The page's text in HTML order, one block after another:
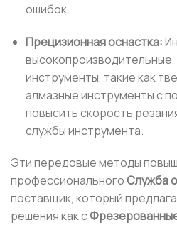
ошибок.
Прецизионная оснастка:
инструменты, такие как
алмазные инструменты с
повысить скорость
службы инструмента.
Эти передовые методы
профессиональногоСлужба
поставщик, который
решения как с